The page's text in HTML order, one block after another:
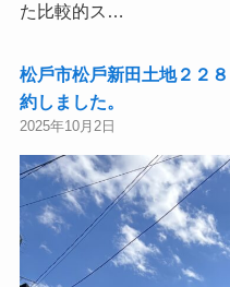
た比較的ス…
松⼾市松⼾新⽥土地２２
約しました。
2025年10月2日